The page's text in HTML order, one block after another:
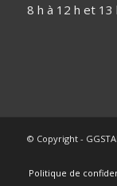
8 h à 12 h et 13
© Copyright -
Politique de